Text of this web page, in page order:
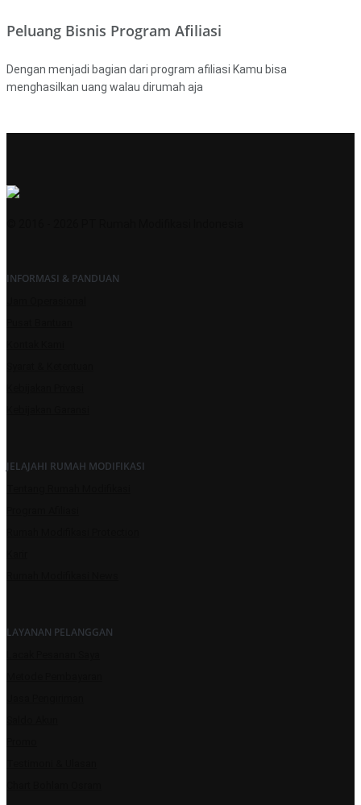
Peluang Bisnis Program Afiliasi
Dengan menjadi bagian dari program afiliasi Kamu bisa
menghasilkan uang walau dirumah aja
INFORMASI & PANDUAN
JELAJAHI RUMAH MODIFIKASI
LAYANAN PELANGGAN